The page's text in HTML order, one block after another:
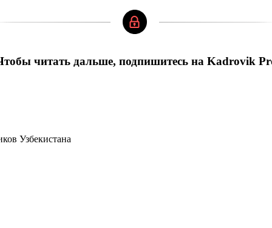
читать дальше, подпишитесь на Kadrovik
Узбекистана